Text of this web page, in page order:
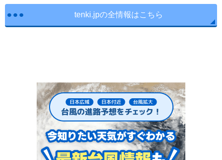
tenki.jpの全情報はこちら